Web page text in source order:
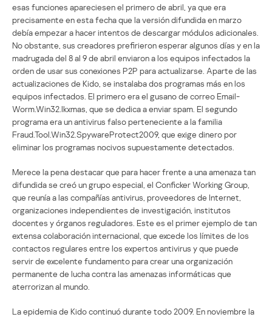
esas funciones apareciesen el primero de abril, ya que era
precisamente en esta fecha que la versión difundida en marzo
debía empezar a hacer intentos de descargar módulos adicionales.
No obstante, sus creadores prefirieron esperar algunos días y en la
madrugada del 8 al 9 de abril enviaron a los equipos infectados la
orden de usar sus conexiones P2P para actualizarse. Aparte de las
actualizaciones de Kido, se instalaba dos programas más en los
equipos infectados. El primero era el gusano de correo Email-
Worm.Win32.Ikxmas, que se dedica a enviar spam. El segundo
programa era un antivirus falso perteneciente a la familia
Fraud.Tool.Win32.SpywareProtect2009, que exige dinero por
eliminar los programas nocivos supuestamente detectados.
Merece la pena destacar que para hacer frente a una amenaza tan
difundida se creó un grupo especial, el Conficker Working Group,
que reunía a las compañías antivirus, proveedores de Internet,
organizaciones independientes de investigación, institutos
docentes y órganos reguladores. Este es el primer ejemplo de tan
extensa colaboración internacional, que excede los límites de los
contactos regulares entre los expertos antivirus y que puede
servir de excelente fundamento para crear una organización
permanente de lucha contra las amenazas informáticas que
aterrorizan al mundo.
La epidemia de Kido continuó durante todo 2009. En noviembre la